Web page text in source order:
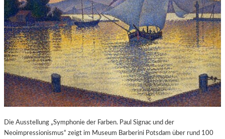
Die Ausstellung „Symphonie der Farben. Paul Signac und der
Neoimpressionismus“ zeigt im Museum Barberini Potsdam über rund 100